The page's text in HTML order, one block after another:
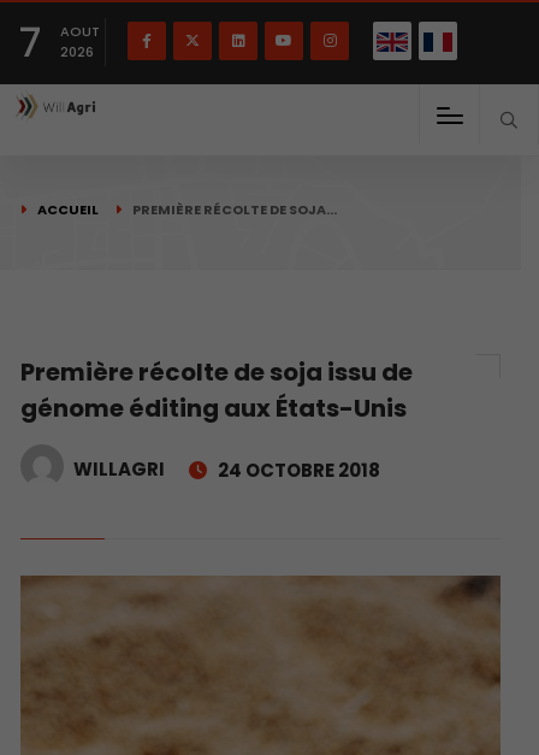
7
AOUT
2026
ACCUEIL PREMIÈRE RÉCOLTE DE SOJA…
Première récolte de soja issu de
génome éditing aux États-Unis
WILLAGRI 24 OCTOBRE 2018
Français English(English)